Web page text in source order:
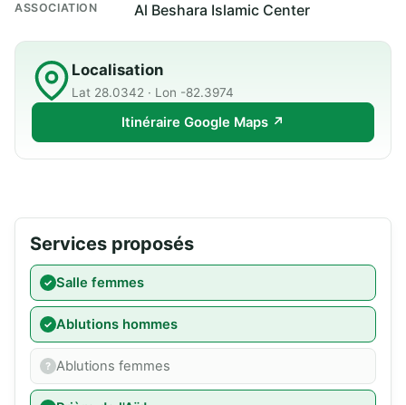
ASSOCIATION Al Beshara Islamic Center
Localisation
Lat 28.0342 · Lon -82.3974
Itinéraire Google Maps ↗
Services proposés
Salle femmes
Ablutions hommes
Ablutions femmes